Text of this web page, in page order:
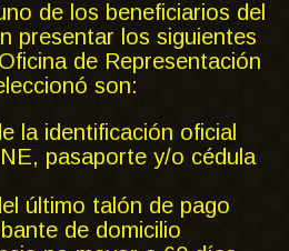
de los beneficiarios del
presentar los siguientes
de Representación
son:
la identificación oficial
pasaporte y/o cédula
último talón de pago
de domicilio